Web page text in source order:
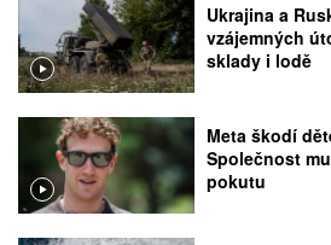
Ukrajina a
vzájemných
sklady i lodě
Meta škodí
Společnost
pokutu